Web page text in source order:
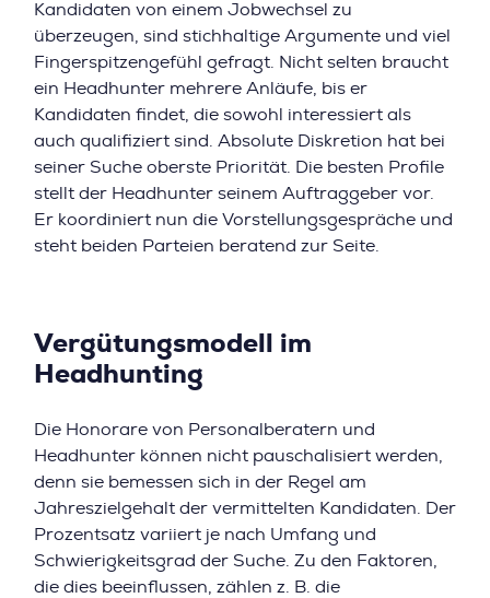
Kandidaten von einem Jobwechsel zu
überzeugen, sind stichhaltige Argumente und viel
Fingerspitzengefühl gefragt. Nicht selten braucht
ein Headhunter mehrere Anläufe, bis er
Kandidaten findet, die sowohl interessiert als
auch qualifiziert sind. Absolute Diskretion hat bei
seiner Suche oberste Priorität. Die besten Profile
stellt der Headhunter seinem Auftraggeber vor.
Er koordiniert nun die Vorstellungsgespräche und
steht beiden Parteien beratend zur Seite.
Vergütungsmodell im
Headhunting
Die Honorare von Personalberatern und
Headhunter können nicht pauschalisiert werden,
denn sie bemessen sich in der Regel am
Jahreszielgehalt der vermittelten Kandidaten. Der
Prozentsatz variiert je nach Umfang und
Schwierigkeitsgrad der Suche. Zu den Faktoren,
die dies beeinflussen, zählen z. B. die